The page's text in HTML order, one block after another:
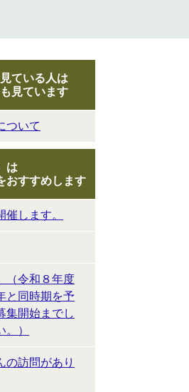
ている人は
見ています
ついて
は
おすすめします
します。
（令和８年度
と同時期を予
集開始までし
）
の訪問があり